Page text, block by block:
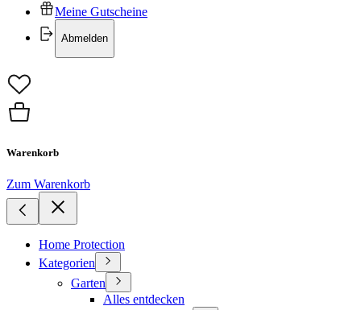
Meine Gutscheine
Abmelden
Warenkorb
Zum Warenkorb
Home Protection
Kategorien
Garten
Alles entdecken